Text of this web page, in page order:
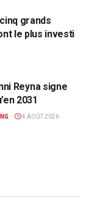
grands
le plus investi
Reyna signe
2031
4 AOÛT 2026